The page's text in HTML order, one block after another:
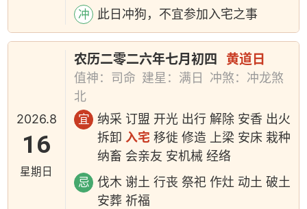
冲 此日冲狗，不宜参加入宅之事
2026.8
16
星期日
农历二零二六年七月初四 黄道日
值神：司命 建星：满日
冲煞：冲龙煞
北
宜
纳采 订盟 开光 出行 解除 安香 出火
拆卸入宅 移徙 修造 上梁 安床 栽种
纳畜 会亲友 安机械 经络
忌
伐木 谢土 行丧 祭祀 作灶 动土 破土
安葬 祈福